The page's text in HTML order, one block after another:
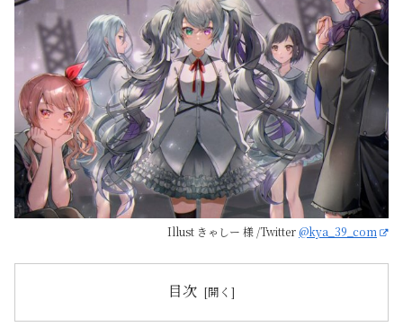
Illust きゃしー 様 /Twitter@kya_39_com
目次